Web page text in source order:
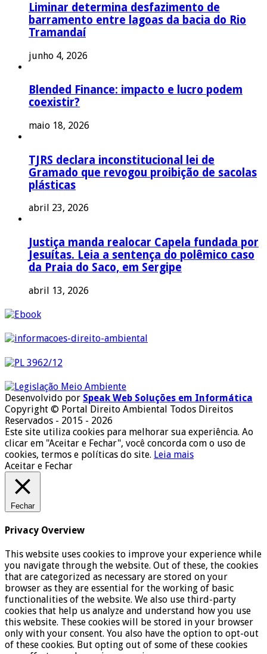
Liminar determina desfazimento de
barramento entre lagoas da bacia do Rio
Tramandaí
junho 4, 2026
Blended Finance: impacto e lucro podem
coexistir?
maio 18, 2026
TJRS declara inconstitucional lei de
Gramado que revogou proibição de sacolas
plásticas
abril 23, 2026
Justiça manda realocar Capela fundada por
Jesuítas. Leia a sentença do polêmico caso
da Praia do Saco, em Sergipe
abril 13, 2026
Desenvolvido por Speak Web Soluções em Informática
Copyright © Portal Direito Ambiental Todos Direitos
Reservados - 2015 - 2026
Este site utiliza cookies para melhorar sua experiência. Ao
clicar em "Aceitar e Fechar", você concorda com o uso de
cookies, termos e políticas do site. Leia mais
Aceitar e Fechar
Fechar
Privacy Overview
This website uses cookies to improve your experience while
you navigate through the website. Out of these, the cookies
that are categorized as necessary are stored on your
browser as they are essential for the working of basic
functionalities of the website. We also use third-party
cookies that help us analyze and understand how you use
this website. These cookies will be stored in your browser
only with your consent. You also have the option to opt-out
of these cookies. But opting out of some of these cookies